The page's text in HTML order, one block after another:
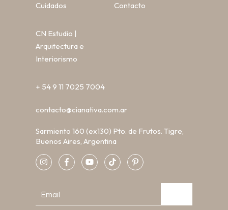
Cuidados Contacto
CN Estudio |
Arquitectura e
Interiorismo
+ 54 9 11 7025 7004
contacto@cianativa.com.ar
Sarmiento 160 (ex130) Pto. de Frutos. Tigre,
Buenos Aires, Argentina